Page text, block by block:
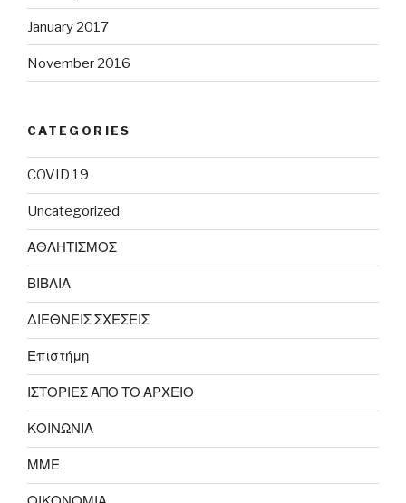
January 2017
November 2016
CATEGORIES
COVID 19
Uncategorized
ΑΘΛΗΤΙΣΜΟΣ
ΒΙΒΛΙΑ
ΔΙΕΘΝΕΙΣ ΣΧΕΣΕΙΣ
Επιστήμη
ΙΣΤΟΡΙΕΣ ΑΠΟ ΤΟ ΑΡΧΕΙΟ
ΚΟΙΝΩΝΙΑ
ΜΜΕ